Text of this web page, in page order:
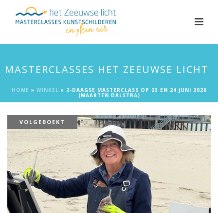
MASTERCLASSES HET ZEEUWSE LICHT
HOME » WINKEL » 2-DAAGSE MASTERCLASS OP 23 EN 24 JUNI 2026
(MAARTEN DALSTRA)
VOLGEBOEKT